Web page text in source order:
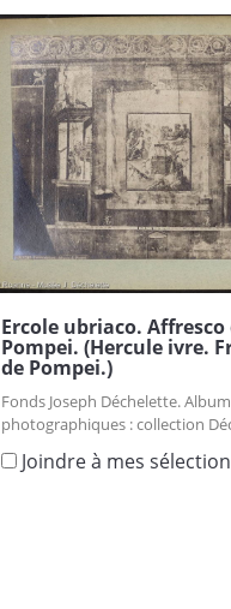
Ercole ubriaco. Affresco
Pompei. (Hercule ivre.
de Pompei.)
Fonds Joseph Déchelette.
photographiques : collection
Joindre à mes